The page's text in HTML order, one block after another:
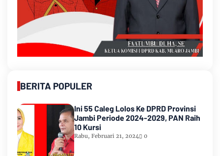
BERITA POPULER
Ini 55 Caleg Lolos Ke DPRD Provinsi
Jambi Periode 2024-2029, PAN Raih
10 Kursi
Rabu, Februari 21, 2024 0